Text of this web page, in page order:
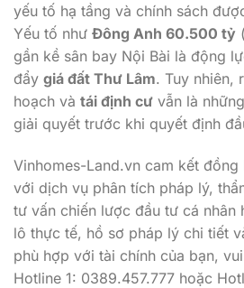
yếu tố hạ tầng và chính sách
Yếu tố như Đông Anh 60.500 tỷ
gần kề sân bay Nội Bài là động
đẩy giá đất Thư Lâm. Tuy nhiên,
hoạch và tái định cư vẫn là
giải quyết trước khi quyết định
Vinhomes-Land.vn cam kết đồng
với dịch vụ phân tích pháp lý,
tư vấn chiến lược đầu tư cá nhân
lô thực tế, hồ sơ pháp lý chi tiết
phù hợp với tài chính của bạn,
Hotline 1: 0389.457.777 hoặc